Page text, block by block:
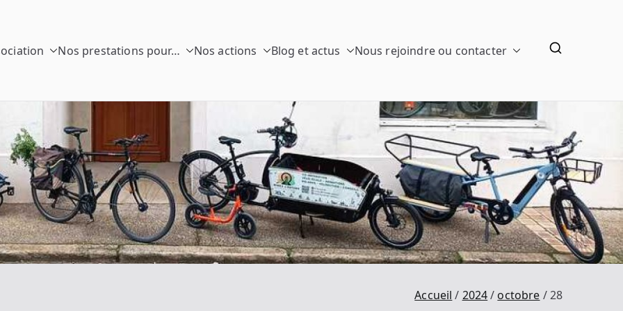
Nos prestations pour… Nos actions Blog et actus Nous rejoindre ou contacter
Accueil 2024 octobre 28